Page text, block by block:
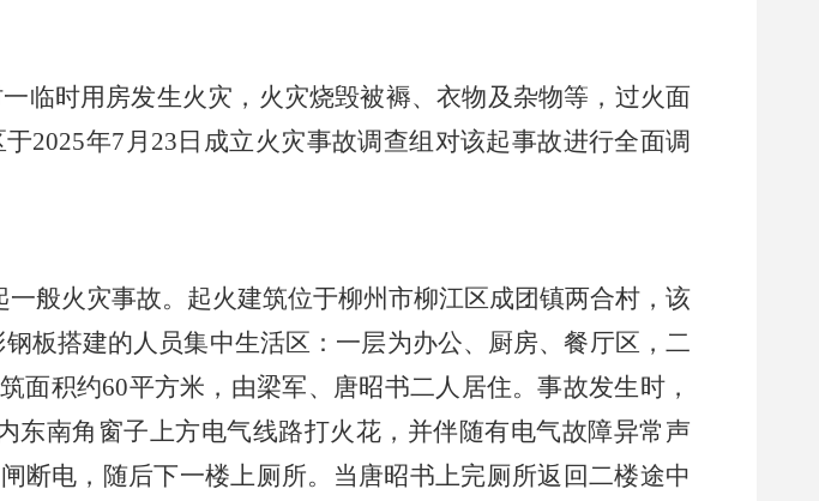
临时用房发生火灾，火灾烧毁被褥、衣物及杂物等，过火面
于2025年7 月 23 日成立火 灾事故调查组对该起事故进行全面调
般火灾事故。 起火建筑位于柳州市柳江区成团镇两合村，该
板搭建的人员集中生活区：一层为办公、厨房、餐厅区，二
面积约60平方米，由梁军、唐昭书二人居住。事故发生时，
东南角窗子上方电气线路打火花，并伴随有电气故障异常声
断电，随后下一楼上厕所。当唐昭书上完厕所返回二楼途中